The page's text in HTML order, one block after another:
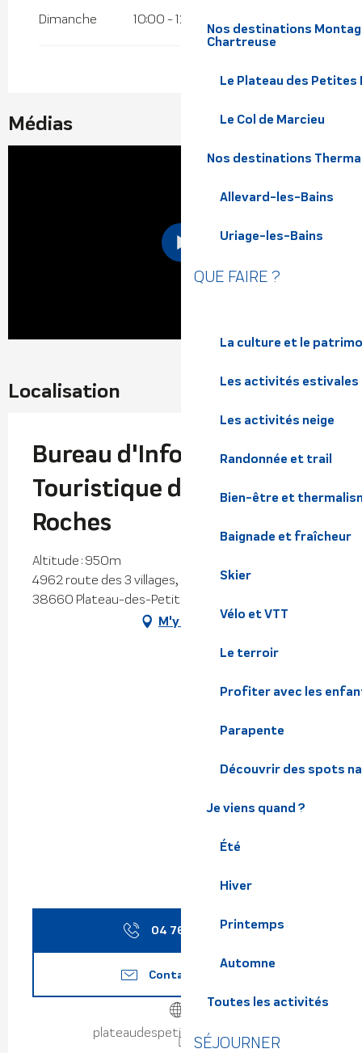
Nos destinations
Chartreuse
Le Plateau des Petites
Le Col de Marcieu
Nos destinations
Allevard-les-Bains
Uriage-les-Bains
QUE FAIRE ?
La culture et le
Les activités estivales
Les activités neige
Randonnée et trail
Bien-être et
Baignade et fraîcheur
Skier
Vélo et VTT
Le terroir
Profiter avec les
Parapente
Découvrir des spots
Je viens quand ?
Été
Hiver
Printemps
Automne
Toutes les activités
SÉJOURNER
Dimanche 10:00 - 12:00
Médias
Localisation
Bureau d'Information
Touristique des Petites
Roches
Altitude : 950m
4962 route des 3 villages, Saint-Hilaire du Touvet,
38660 Plateau-des-Petites-Roches
M'y rendre
04 76 08 33▒▒
Contactez-nous
plateaudespetitesroches.com